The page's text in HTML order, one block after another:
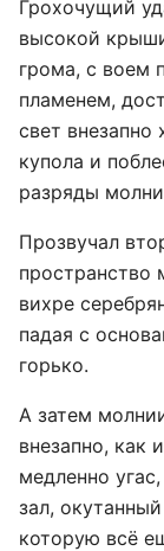
Грохочущий
высокой
грома, с воем
пламенем,
свет внезапно
купола и
разряды
Прозвучал
пространство
вихре
падая с
горько.
А затем
внезапно, как
медленно
зал,
которую всё